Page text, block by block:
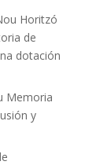
Horitzó
de
dotación
Memoria
y